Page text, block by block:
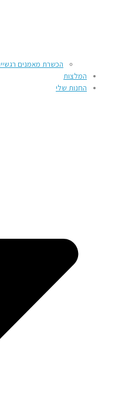
הכשרת מאמנים רגשיים
המלצות
החנות שלי